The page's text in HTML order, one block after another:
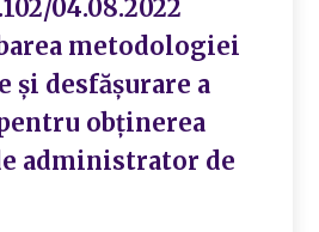
04.08.2022
metodologiei
și desfășurare a
obținerea
administrator de